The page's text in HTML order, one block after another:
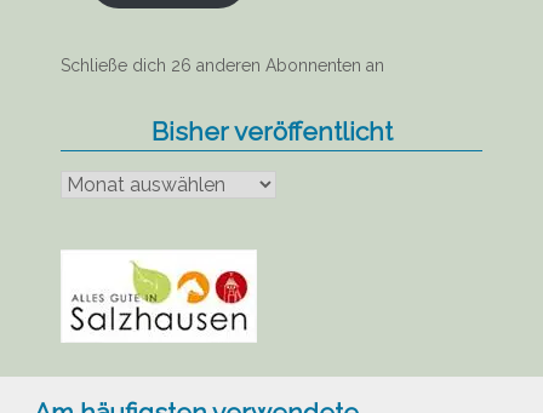
Schließe dich 26 anderen Abonnenten an
Bisher veröffentlicht
veröffentlicht